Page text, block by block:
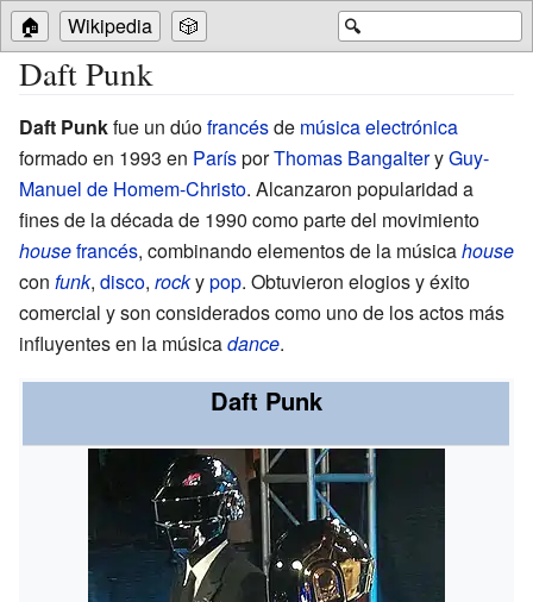
🔍
🏠 Wikipedia 🎲
Daft Punk
Daft Punkfue un dúofrancésde música electrónica
formado en 1993 en ParísporThomas BangalteryGuy-
Manuel de Homem-Christo. Alcanzaron popularidad a
fines de la década de 1990 como parte del movimiento
housefrancés, combinando elementos de la músicahouse
con funk, disco, rockypop. Obtuvieron elogios y éxito
comercial y son considerados como uno de los actos más
influyentes en la músicadance.
Daft Punk